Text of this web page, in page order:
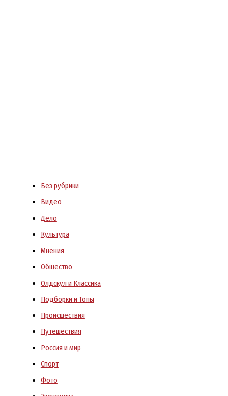
Без рубрики
Видео
Дело
Культура
Мнения
Общество
Олдскул и Классика
Подборки и Топы
Происшествия
Путешествия
Россия и мир
Спорт
Фото